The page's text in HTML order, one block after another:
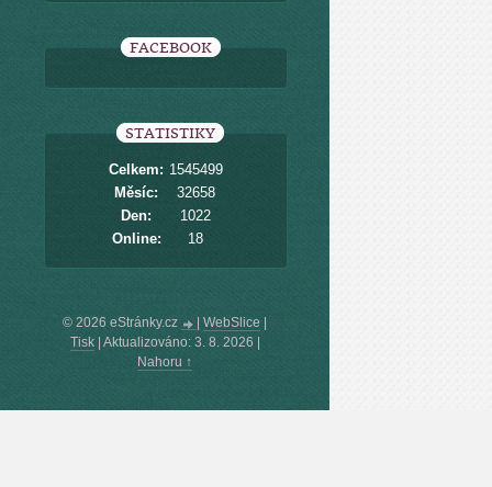
FACEBOOK
STATISTIKY
Online: 18
Celkem: 1545499
Měsíc:
32658
Den:
1022
© 2026 eStránky.cz WebSlice
Tisk| Aktualizováno: 3. 8. 2026
Nahoru ↑